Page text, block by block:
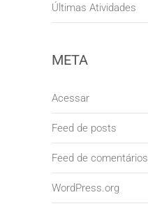
Últimas Atividades
META
Acessar
Feed de posts
Feed de comentários
WordPress.org